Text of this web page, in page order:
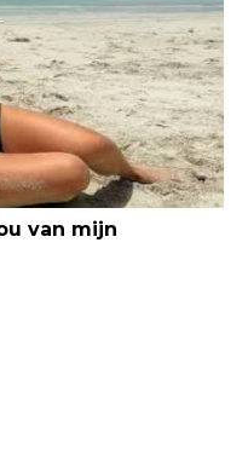
van mijn